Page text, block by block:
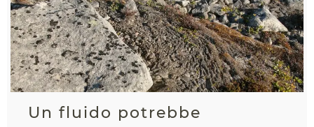
Un fluido potrebbe